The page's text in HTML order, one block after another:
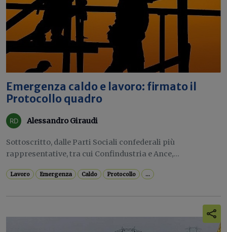
Emergenza caldo e lavoro: firmato il
Protocollo quadro
Alessandro Giraudi
Sottoscritto, dalle Parti Sociali confederali più
rappresentative, tra cui Confindustria e Ance,...
Lavoro Emergenza Caldo Protocollo ...